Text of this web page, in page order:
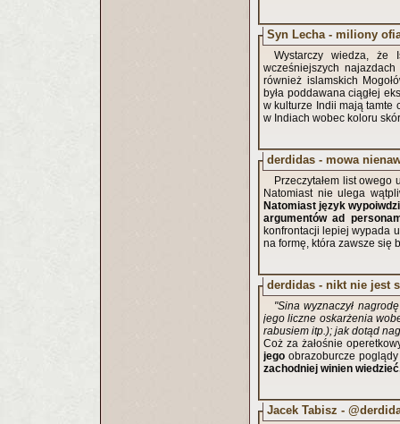
Syn Lecha - miliony
Wystarczy wiedza, że
wcześniejszych
również islamskich
była poddawana ciągłej
w kulturze Indii mają tamte
w Indiach wobec koloru
derdidas - mowa
Przeczytałem list
Natomiast nie ulega
Natomiast język
argumentów ad
konfrontacji lepiej wypada
na formę, która zawsze się
derdidas - nikt nie jest
"Sina wyznaczył
jego liczne oskarżenia
rabusiem itp.); jak dotąd
Coż za żałośnie
jego obrazoburcze
zachodniej winien
Jacek Tabisz -